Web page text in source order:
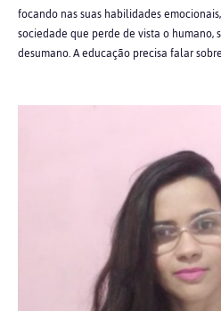
focando nas suas habilidades
sociedade que perde de vista o humano,
desumano. A educação precisa falar